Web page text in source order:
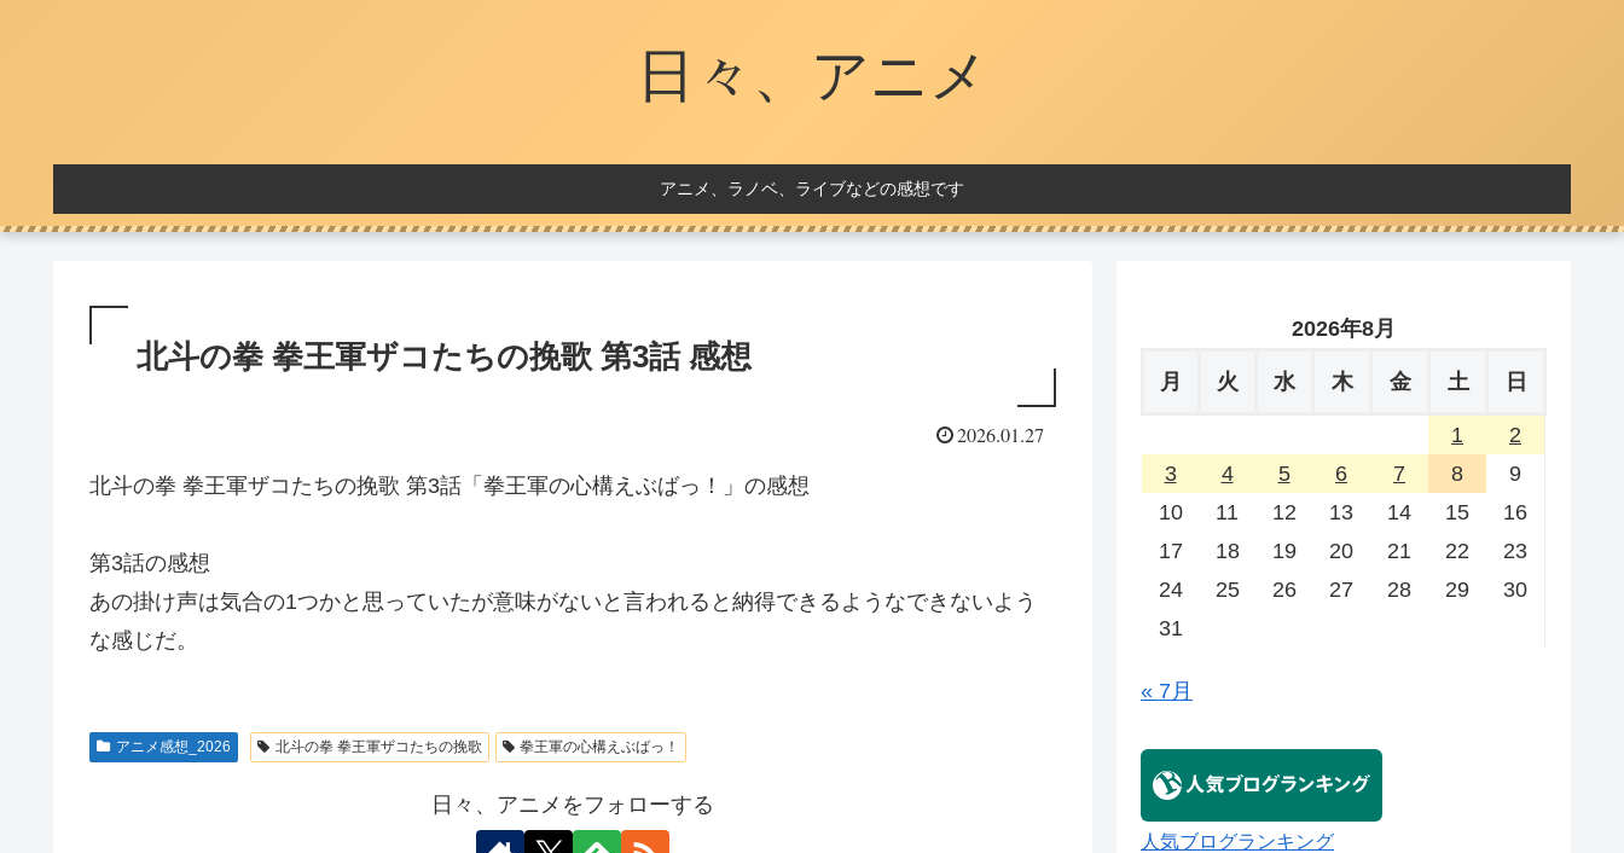
日々、アニメ
アニメ、ラノベ、ライブなどの感想です
北斗の拳 拳王軍ザコたちの挽歌 第3話 感想
2026.01.27
北斗の拳 拳王軍ザコたちの挽歌 第3話「拳王軍の心構えぶばっ！」の感想
第3話の感想
あの掛け声は気合の1つかと思っていたが意味がないと言われると納得できるようなできないよう
な感じだ。
アニメ感想_2026 北斗の拳 拳王軍ザコたちの挽歌 拳王軍の心構えぶばっ！
日々、アニメをフォローする
2026年8月
月 火 水 木 金 土 日
1
2
3
4 5 6 7 8
9
10
11 12 13 14 15
16
17
18 19 20 21 22
23
24
25 26 27 28 29
30
31
« 7月
人気ブログランキング